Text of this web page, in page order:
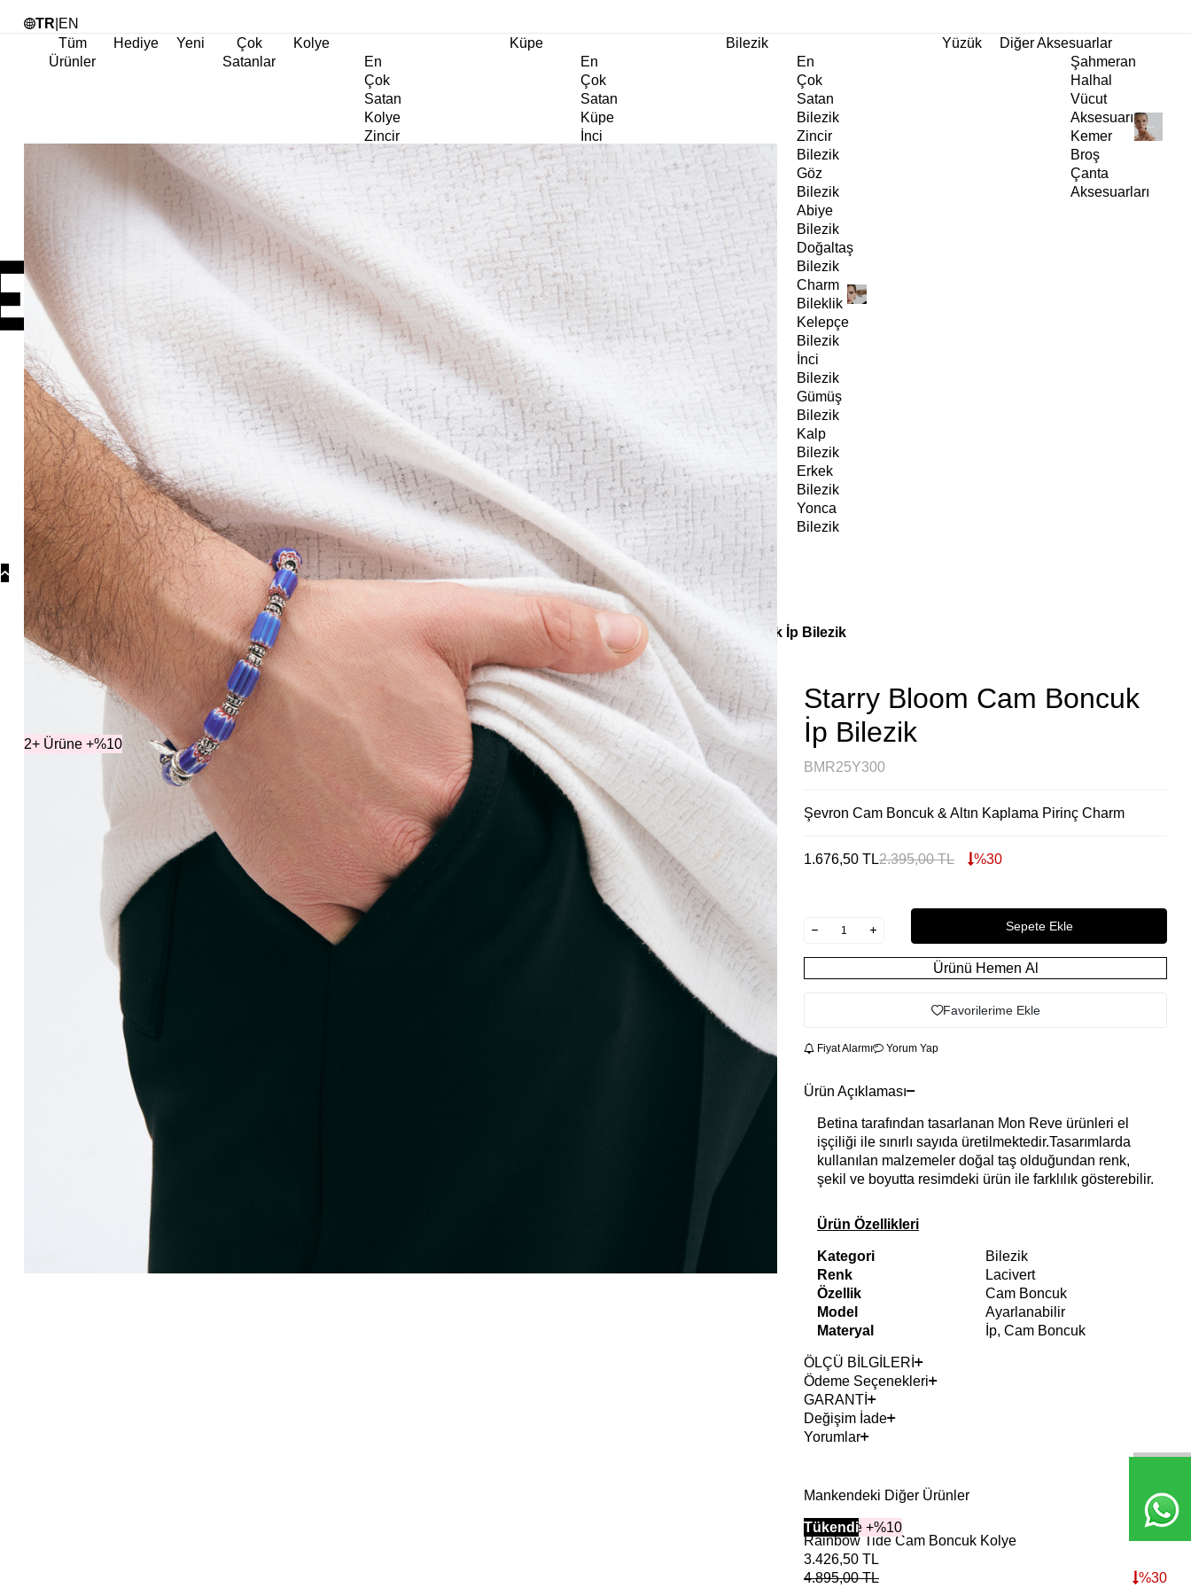
TR EN
Tüm
Ürünler
Hediye Yeni
Çok
Satanlar
Kolye
En
Çok
Satan
Kolye
Zincir
Kolye
Abiye
Kolye
Göz
Kolye
Kolye
Doğaltaş
Kolye
İnci
Kolye
Choker
Kolye
Kalp
Kolye
Gümüş
Kolye
Yonca
Kolye
Küpe
En
Çok
Satan
Küpe
İnci
Küpe
Abiye
Küpe
Doğaltaş
Küpe
Kıkırdak
Küpe
Halka
Küpe
Göz
Küpe
Charm
Klipsli
Küpe
Gümüş
Küpe
Kalp
Küpe
Yonca
Küpe
Bilezik
En
Çok
Satan
Bilezik
Zincir
Bilezik
Göz
Bilezik
Abiye
Bilezik
Doğaltaş
Bilezik
Charm
Bileklik
Kelepçe
Bilezik
İnci
Bilezik
Gümüş
Bilezik
Kalp
Bilezik
Erkek
Bilezik
Yonca
Bilezik
Yüzük
Diğer Aksesuarlar
Şahmeran
Halhal
Vücut
Aksesuarı
Kemer
Broş
Çanta
Aksesuarları
Kategoriler Bilezik Cam Boncuk Bilezik Starry Bloom Cam Boncuk İp Bilezik
2+ Ürüne +%10
Starry Bloom Cam Boncuk
İp Bilezik
BMR25Y300
Şevron Cam Boncuk & Altın Kaplama Pirinç Charm
1.676,50 TL2.395,00TL %30
Sepete Ekle
Ürünü Hemen Al
Favorilerime Ekle
Fiyat Alarmı Yorum Yap
Ürün Açıklaması
Betina tarafından tasarlanan Mon Reve ürünleri el
işçiliği ile sınırlı sayıda üretilmektedir.Tasarımlarda
kullanılan malzemeler doğal taş olduğundan renk,
şekil ve boyutta resimdeki ürün ile farklılık gösterebilir.
Ürün Özellikleri
Kategori
Bilezik
Renk
Lacivert
Özellik
Cam Boncuk
Model
Ayarlanabilir
Materyal
İp, Cam Boncuk
ÖLÇÜ BİLGİLERİ
Ödeme Seçenekleri
GARANTİ
Değişim İade
Yorumlar
Mankendeki Diğer Ürünler
2+ Ürüne +%10
Tükendi
Rainbow Tide Cam Boncuk Kolye
3.426,50 TL
4.895,00TL %30